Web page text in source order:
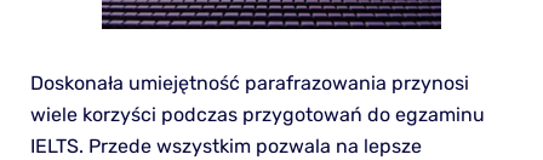
Doskonała umiejętność parafrazowania przynosi
wiele korzyści podczas przygotowań do egzaminu
IELTS. Przede wszystkim pozwala na lepsze